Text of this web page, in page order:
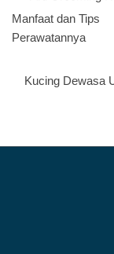
Manfaat dan Tips
Perawatannya
Kucing Dewasa